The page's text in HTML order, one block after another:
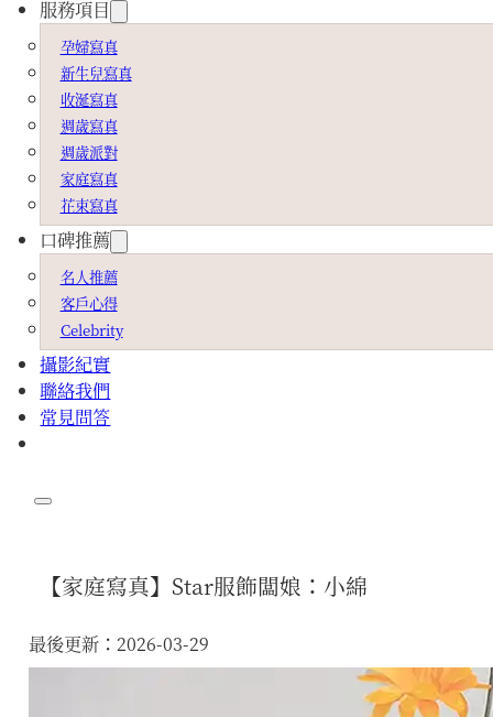
服務項目
孕婦寫真
新生兒寫真
收涎寫真
週歲寫真
週歲派對
家庭寫真
花束寫真
口碑推薦
名人推薦
客戶心得
Celebrity
攝影紀實
聯絡我們
常見問答
【家庭寫真】Star服飾闆娘：小綿
最後更新：2026-03-29